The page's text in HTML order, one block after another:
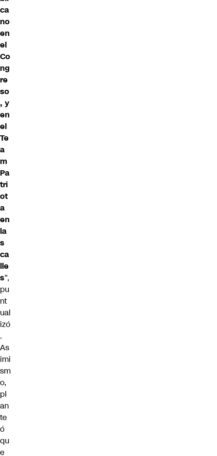
ca
no
en
el
Co
ng
re
so
, y
en
el
Te
a
m
Pa
tri
ot
a
en
la
s
ca
lle
s“,
pu
nt
ual
izó
.
As
imi
sm
o,
pl
an
te
ó
qu
e